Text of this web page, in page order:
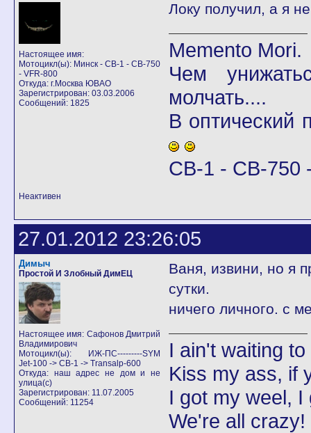
Настоящее имя:
Мотоцикл(ы): Минск - CB-1 - CB-750
- VFR-800
Откуда: г.Москва ЮВАО
Зарегистрирован: 03.03.2006
Сообщений: 1825
Локу получил, а я
Memento Mori.
Чем
молчать....
В
CB-1 - CB-750
Неактивен
27.01.2012 23:26:05
Димыч
Простой И Злобный ДимЕЦ
Настоящее имя: Сафонов Дмитрий
Владимирович
Мотоцикл(ы): ИЖ-ПС---------SYM
Jet-100 -> CB-1 -> Transalp-600
Откуда: наш адрес не дом и не
улица(с)
Зарегистрирован: 11.07.2005
Сообщений: 11254
Ваня, извини, но я
сутки.
ничего личного. с
I ain't waiting
Kiss my ass, if
I got my weel,
We're all